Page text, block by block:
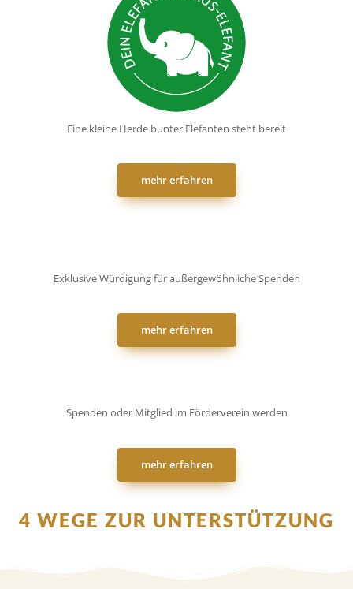
Eine kleine Herde bunter Elefanten steht bereit
mehr erfahren
Exklusive Würdigung für außergewöhnliche Spenden
mehr erfahren
Spenden oder Mitglied im Förderverein werden
mehr erfahren
4 WEGE ZUR UNTERSTÜTZUNG